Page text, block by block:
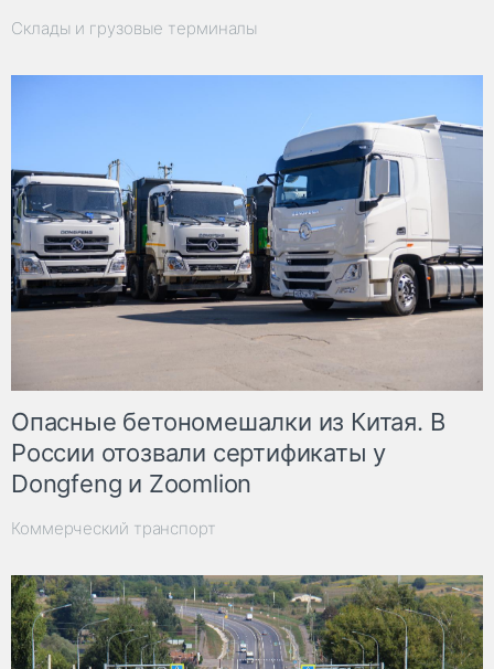
Склады и грузовые терминалы
Опасные бетономешалки из Китая. В
России отозвали сертификаты у
Dongfeng и Zoomlion
Коммерческий транспорт